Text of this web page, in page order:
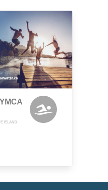
ISLAND